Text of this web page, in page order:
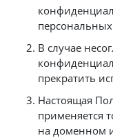
В случае
прекратить
Настоящая
применяется
на доменном